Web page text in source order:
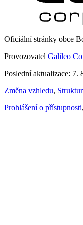
Oficiální stránky obce
Provozovatel Galileo
Poslední aktualizace: 7.
Změna vzhledu,
Prohlášení o přístupnosti,